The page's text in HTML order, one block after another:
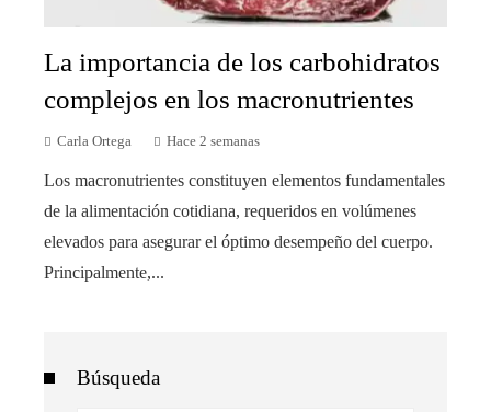
La importancia de los carbohidratos
complejos en los macronutrientes
Carla Ortega Hace 2 semanas
Los macronutrientes constituyen elementos fundamentales
de la alimentación cotidiana, requeridos en volúmenes
elevados para asegurar el óptimo desempeño del cuerpo.
Principalmente,...
Búsqueda